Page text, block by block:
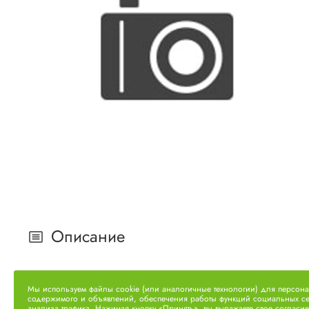
Описание
Маслоотражатель задний 236-1005042
Мы используем файлы cookie (или аналогичные технологии) для
содержимого и объявлений, обеспечения работы функций социальных